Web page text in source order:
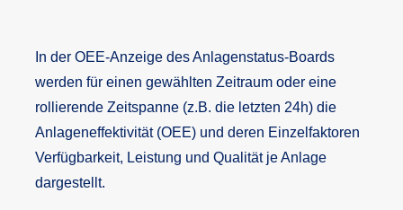
In der OEE-Anzeige des Anlagenstatus-Boards
werden für einen gewählten Zeitraum oder eine
rollierende Zeitspanne (z.B. die letzten 24h) die
Anlageneffektivität (OEE) und deren Einzelfaktoren
Verfügbarkeit, Leistung und Qualität je Anlage
dargestellt.